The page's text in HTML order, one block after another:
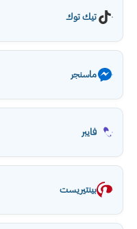
تيك توك
ماسنجر
فايبر
بينتيريست